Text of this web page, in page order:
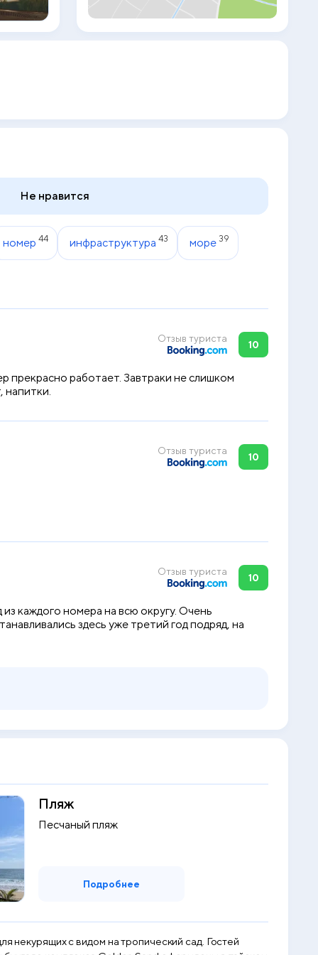
бесплатная парковка. Персонал
экскурсионного бюро отеля поможет
гостям спланировать различные поездки
Sand находится в 10-ти минутах езды от
Не нравится
номер 44 инфраструктура 43 море 39
Отзыв туриста
10
прекрасно работает. Завтраки не слишком
напитки.
Отзыв туриста
10
Отзыв туриста
10
каждого номера на всю округу. Очень
здесь уже третий год подряд, на
Пляж
Песчаный пляж
Подробнее
некурящих с видом на тропический сад. Гостей